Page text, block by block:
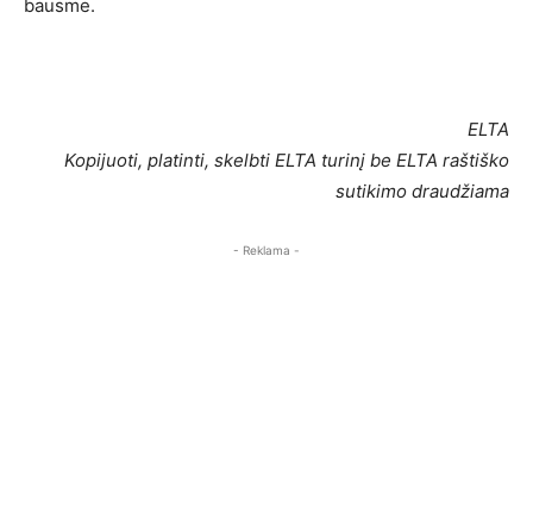
bausme.
ELTA
Kopijuoti, platinti, skelbti ELTA turinį be ELTA raštiško
sutikimo draudžiama
- Reklama -